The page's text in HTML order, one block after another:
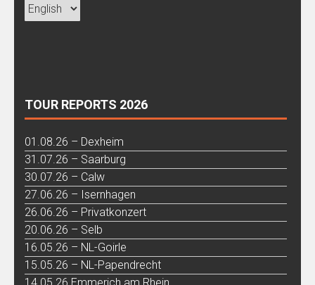
TOUR REPORTS 2026
01.08.26 – Dexheim
31.07.26 – Saarburg
30.07.26 – Calw
27.06.26 – Isernhagen
26.06.26 – Privatkonzert
20.06.26 – Selb
16.05.26 – NL-Goirle
15.05.26 – NL-Papendrecht